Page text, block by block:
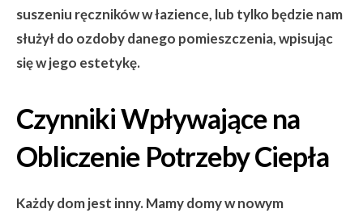
suszeniu ręczników w łazience, lub tylko będzie nam
służył do ozdoby danego pomieszczenia, wpisując
się w jego estetykę.
Czynniki Wpływające na
Obliczenie Potrzeby Ciepła
Każdy dom jest inny. Mamy domy w nowym